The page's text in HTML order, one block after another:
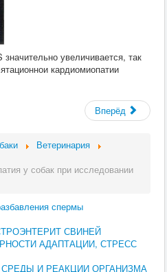
увеличивается, так
кардиомиопатии
Вперёд
Ветеринария
у собак при исследовании
спермы
СВИНЕЙ
АДАПТАЦИИ, СТРЕСС
И РЕАКЦИИ ОРГАНИЗМА